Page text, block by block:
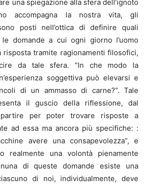
una spiegazione alla sfera dell’ignoto
accompagna la nostra vita, gli
posti nell’ottica di definire quali
domande a cui ogni giorno l’uomo
risposta tramite ragionamenti filosofici,
da tale sfera. “In che modo la
soggettiva può elevarsi e
di un ammasso di carne?”. Tale
il guscio della riflessione, dal
per poter trovare risposte a
ad essa ma ancora più specifiche: :
avere una consapevolezza”, e
realmente una volontà pienamente
di queste domande esiste una
di noi, individualmente, deve